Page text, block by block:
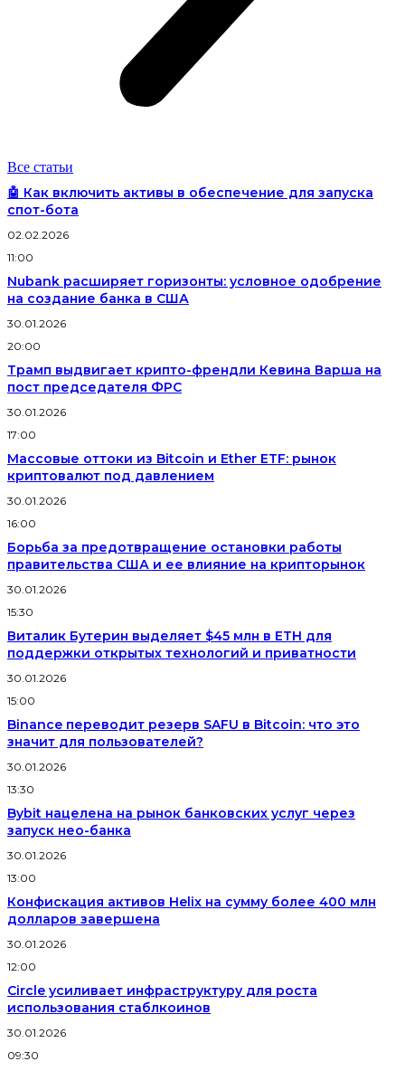
Все статьи
🤖 Как включить активы в обеспечение для запуска
спот-бота
02.02.2026
11:00
Nubank расширяет горизонты: условное одобрение
на создание банка в США
30.01.2026
20:00
Трамп выдвигает крипто-френдли Кевина Варша на
пост председателя ФРС
30.01.2026
17:00
Массовые оттоки из Bitcoin и Ether ETF: рынок
криптовалют под давлением
30.01.2026
16:00
Борьба за предотвращение остановки работы
правительства США и ее влияние на крипторынок
30.01.2026
15:30
Виталик Бутерин выделяет $45 млн в ETH для
поддержки открытых технологий и приватности
30.01.2026
15:00
Binance переводит резерв SAFU в Bitcoin: что это
значит для пользователей?
30.01.2026
13:30
Bybit нацелена на рынок банковских услуг через
запуск нео-банка
30.01.2026
13:00
Конфискация активов Helix на сумму более 400 млн
долларов завершена
30.01.2026
12:00
Circle усиливает инфраструктуру для роста
использования стаблкоинов
30.01.2026
09:30